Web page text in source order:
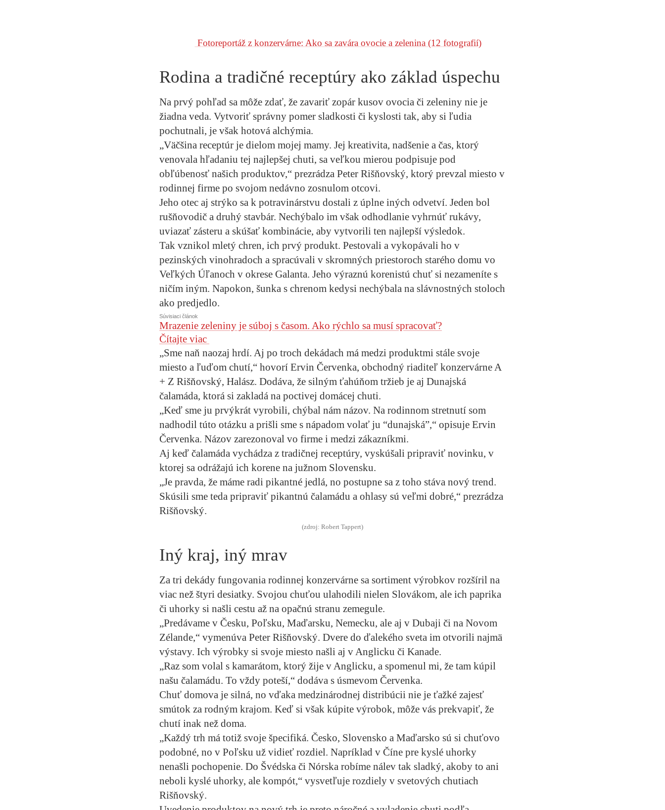
Fotoreportáž z konzervárne: Ako sa zavára ovocie a zelenina (12 fotografií)
Rodina a tradičné receptúry ako základ úspechu
Na prvý pohľad sa môže zdať, že zavariť zopár kusov ovocia či zeleniny nie je
žiadna veda. Vytvoriť správny pomer sladkosti či kyslosti tak, aby si ľudia
pochutnali, je však hotová alchýmia.
„Väčšina receptúr je dielom mojej mamy. Jej kreativita, nadšenie a čas, ktorý
venovala hľadaniu tej najlepšej chuti, sa veľkou mierou podpisuje pod
obľúbenosť našich produktov,“ prezrádza Peter Rišňovský, ktorý prevzal miesto v
rodinnej firme po svojom nedávno zosnulom otcovi.
Jeho otec aj strýko sa k potravinárstvu dostali z úplne iných odvetví. Jeden bol
rušňovodič a druhý stavbár. Nechýbalo im však odhodlanie vyhrnúť rukávy,
uviazať zásteru a skúšať kombinácie, aby vytvorili ten najlepší výsledok.
Tak vznikol mletý chren, ich prvý produkt. Pestovali a vykopávali ho v
pezinských vinohradoch a spracúvali v skromných priestoroch starého domu vo
Veľkých Úľanoch v okrese Galanta. Jeho výraznú korenistú chuť si nezameníte s
ničím iným. Napokon, šunka s chrenom kedysi nechýbala na slávnostných stoloch
ako predjedlo.
Súvisiaci článok
Mrazenie zeleniny je súboj s časom. Ako rýchlo sa musí spracovať?
Čítajte viac
„Sme naň naozaj hrdí. Aj po troch dekádach má medzi produktmi stále svoje
miesto a ľuďom chutí,“ hovorí Ervin Červenka, obchodný riaditeľ konzervárne A
+ Z Rišňovský, Halász. Dodáva, že silným ťahúňom tržieb je aj Dunajská
čalamáda, ktorá si zakladá na poctivej domácej chuti.
„Keď sme ju prvýkrát vyrobili, chýbal nám názov. Na rodinnom stretnutí som
nadhodil túto otázku a prišli sme s nápadom volať ju “dunajská”,“ opisuje Ervin
Červenka. Názov zarezonoval vo firme i medzi zákazníkmi.
Aj keď čalamáda vychádza z tradičnej receptúry, vyskúšali pripraviť novinku, v
ktorej sa odrážajú ich korene na južnom Slovensku.
„Je pravda, že máme radi pikantné jedlá, no postupne sa z toho stáva nový trend.
Skúsili sme teda pripraviť pikantnú čalamádu a ohlasy sú veľmi dobré,“ prezrádza
Rišňovský.
(zdroj: Robert Tappert)
Iný kraj, iný mrav
Za tri dekády fungovania rodinnej konzervárne sa sortiment výrobkov rozšíril na
viac než štyri desiatky. Svojou chuťou ulahodili nielen Slovákom, ale ich paprika
či uhorky si našli cestu až na opačnú stranu zemegule.
„Predávame v Česku, Poľsku, Maďarsku, Nemecku, ale aj v Dubaji či na Novom
Zélande,“ vymenúva Peter Rišňovský. Dvere do ďalekého sveta im otvorili najmä
výstavy. Ich výrobky si svoje miesto našli aj v Anglicku či Kanade.
„Raz som volal s kamarátom, ktorý žije v Anglicku, a spomenul mi, že tam kúpil
našu čalamádu. To vždy poteší,“ dodáva s úsmevom Červenka.
Chuť domova je silná, no vďaka medzinárodnej distribúcii nie je ťažké zajesť
smútok za rodným krajom. Keď si však kúpite výrobok, môže vás prekvapiť, že
chutí inak než doma.
„Každý trh má totiž svoje špecifiká. Česko, Slovensko a Maďarsko sú si chuťovo
podobné, no v Poľsku už vidieť rozdiel. Napríklad v Číne pre kyslé uhorky
nenašli pochopenie. Do Švédska či Nórska robíme nálev tak sladký, akoby to ani
neboli kyslé uhorky, ale kompót,“ vysvetľuje rozdiely v svetových chutiach
Rišňovský.